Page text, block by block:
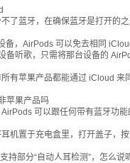
了蓝牙，在确保蓝牙是打开的
备，AirPods 可以免去相同
备听歌，只需将那台设备的
有苹果产品都能通过 iCloud 来
苹果产品吗
可以跟任何带有蓝牙功
机置于充电盒里，打开盖子，
持部分“自动人耳检测”，怎么